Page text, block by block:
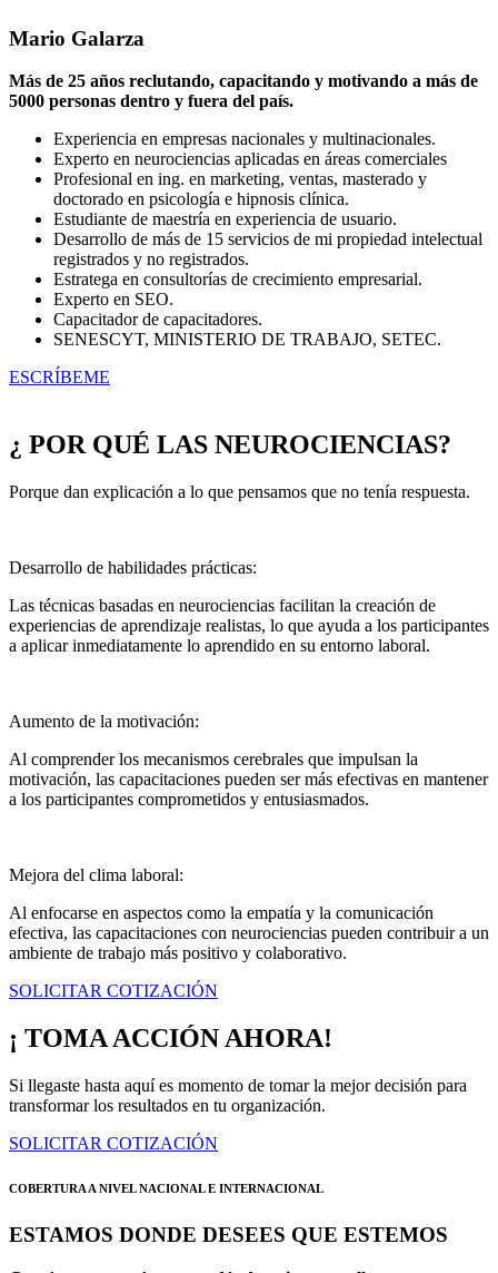
Mario Galarza
Más de 25 años reclutando, capacitando y motivando a más de
5000 personas dentro y fuera del país.
Experiencia en empresas nacionales y multinacionales.
Experto en neurociencias aplicadas en áreas comerciales
Profesional en ing. en marketing, ventas, masterado y
doctorado en psicología e hipnosis clínica.
Estudiante de maestría en experiencia de usuario.
Desarrollo de más de 15 servicios de mi propiedad intelectual
registrados y no registrados.
Estratega en consultorías de crecimiento empresarial.
Experto en SEO.
Capacitador de capacitadores.
SENESCYT, MINISTERIO DE TRABAJO, SETEC.
ESCRÍBEME
¿ POR QUÉ LAS NEUROCIENCIAS?
Porque dan explicación a lo que pensamos que no tenía respuesta.
Desarrollo de habilidades prácticas:
Las técnicas basadas en neurociencias facilitan la creación de
experiencias de aprendizaje realistas, lo que ayuda a los participantes
a aplicar inmediatamente lo aprendido en su entorno laboral.
Aumento de la motivación:
Al comprender los mecanismos cerebrales que impulsan la
motivación, las capacitaciones pueden ser más efectivas en mantener
a los participantes comprometidos y entusiasmados.
Mejora del clima laboral:
Al enfocarse en aspectos como la empatía y la comunicación
efectiva, las capacitaciones con neurociencias pueden contribuir a un
ambiente de trabajo más positivo y colaborativo.
SOLICITAR COTIZACIÓN
¡ TOMA ACCIÓN AHORA!
Si llegaste hasta aquí es momento de tomar la mejor decisión para
transformar los resultados en tu organización.
SOLICITAR COTIZACIÓN
COBERTURA A NIVEL NACIONAL E INTERNACIONAL
ESTAMOS DONDE DESEES QUE ESTEMOS